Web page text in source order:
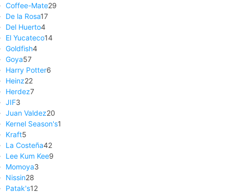
Coffee-Mate29
De la Rosa17
Del Huerto4
El Yucateco14
Goldfish4
Goya57
Harry Potter6
Heinz22
Herdez7
JIF3
Juan Valdez20
Kernel Season's1
Kraft5
La Costeña42
Lee Kum Kee9
Momoya3
Nissin28
Patak's12